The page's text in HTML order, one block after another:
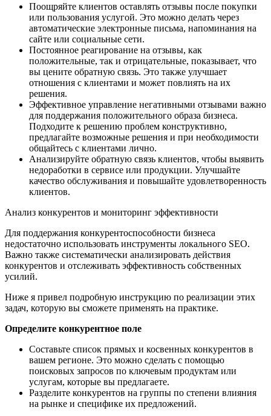
Поощряйте клиентов оставлять отзывы после покупки
или пользования услугой. Это можно делать через
автоматические электронные письма, напоминания на
сайте или социальные сети.
Постоянное реагирование на отзывы, как
положительные, так и отрицательные, показывает, что
вы цените обратную связь. Это также улучшает
отношения с клиентами и может повлиять на их
решения.
Эффективное управление негативными отзывами важно
для поддержания положительного образа бизнеса.
Подходите к решению проблем конструктивно,
предлагайте возможные решения и при необходимости
общайтесь с клиентами лично.
Анализируйте обратную связь клиентов, чтобы выявить
недоработки в сервисе или продукции. Улучшайте
качество обслуживания и повышайте удовлетворенность
клиентов.
Анализ конкурентов и мониторинг эффективности
Для поддержания конкурентоспособности бизнеса
недостаточно использовать инструменты локального SEO.
Важно также систематически анализировать действия
конкурентов и отслеживать эффективность собственных
усилий.
Ниже я привел подробную инструкцию по реализации этих
задач, которую вы сможете применять на практике.
Определите конкурентное поле
Составьте список прямых и косвенных конкурентов в
вашем регионе. Это можно сделать с помощью
поисковых запросов по ключевым продуктам или
услугам, которые вы предлагаете.
Разделите конкурентов на группы по степени влияния
на рынке и специфике их предложений.